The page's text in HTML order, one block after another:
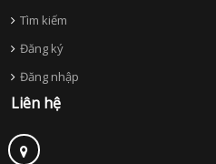
Tìm kiếm
Đăng ký
Đăng nhập
Liên hệ